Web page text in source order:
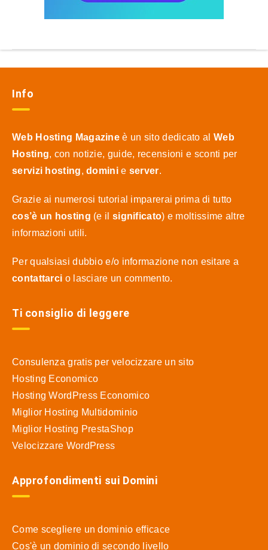
Info
Web Hosting Magazine è un sito dedicato al Web
Hosting, con notizie, guide, recensioni e sconti per
servizi hosting,dominie server.
Grazie ai numerosi tutorial imparerai prima di tutto
cos’è un hosting (e il significato) e moltissime altre
informazioni utili.
Per qualsiasi dubbio e/o informazione non esitare a
contattarci o lasciare un commento.
Ti consiglio di leggere
Consulenza gratis per velocizzare un sito
Hosting Economico
Hosting WordPress Economico
Miglior Hosting Multidominio
Miglior Hosting PrestaShop
Velocizzare WordPress
Approfondimenti sui Domini
Come scegliere un dominio efficace
Cos'è un dominio di secondo livello